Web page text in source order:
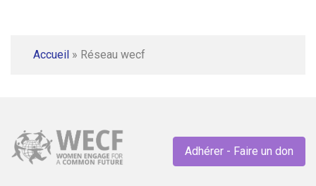
Accueil » Réseau wecf
Adhérer - Faire un don